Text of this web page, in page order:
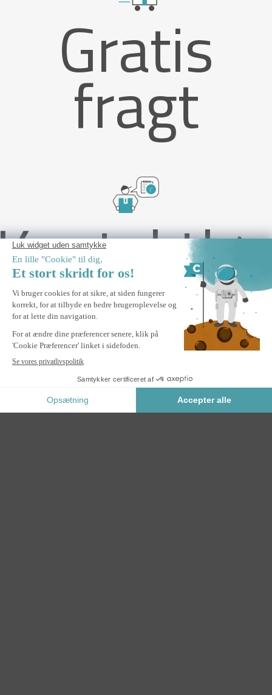
Gratis
fragt
levering
Vægmonteret Carport / Pergola 16,5m² KLEO 5,5x3m
TILFØJ TIL KURV